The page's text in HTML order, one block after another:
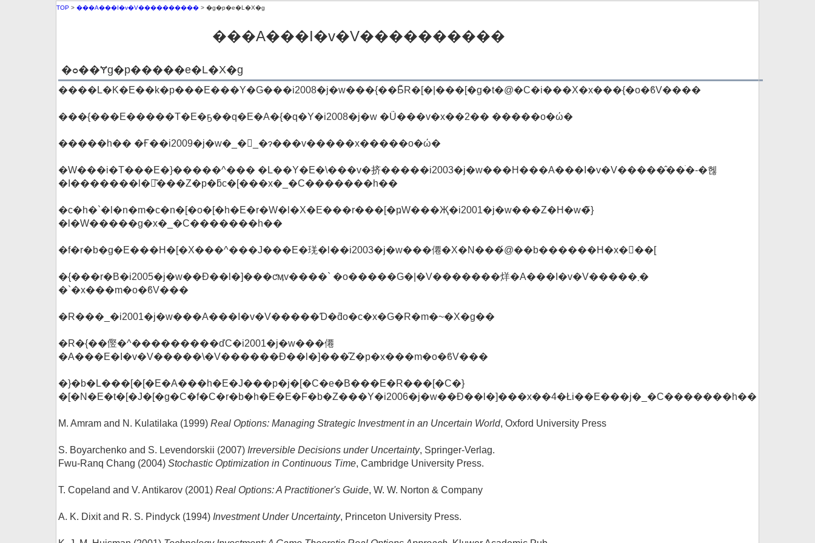
TOP > ���A���I�v�V���������� > �g�p�e�L�X�g
���A���I�v�V����������
�ߋ��Ɏg�p�����e�L�X�g
����L�K�E��k�p���E���Y�G���i2008�j�w���{��Ƃ̃R�[�|���[�g�t�@�C�i���X�x���{�o�ϐV����
���{���E�����T�E�ҕ��q�E�A�{�q�Y�i2008�j�w �Ǘ���v�x��2�� �����o�ώ�
�����h�� �Ғ��i2009�j�w�_�񗝘_�ɂ���v�����x�����o�ώ�
�W���i�T���E�}�����^��� �L��Y�E�\���v�挤�����i2003�j�w���H���A���I�v�V�����̂��ׂ�-�헪
�I�������l�𕪐͂���Z�p�ƃc�[���x�_�C�������h��
�c�h�`�l�n�m�c�n�[�o�[�h�E�r�W�l�X�E���r���[�ҏW���Җ�i2001�j�w���Z�H�w�̃}
�l�W�����g�x�_�C�������h��
�f�r�b�g�E���H�[�X���^���J���E�琷�l��i2003�j�w���僊�X�N���́@��b������H�x�򑐏��[
�{���r�B�i2005�j�w��Ɖ��l�]���ƈӎv����` �o�����G�|�V�������烊�A���I�v�V�����܂�
�`�x���m�o�ϐV���
�R���_�i2001�j�w���A���I�v�V�����Ɗ�ƌo�c�x�G�R�m�~�X�g��
�R�{��㒘�^���������ďC�i2001�j�w���僊
�A���E�I�v�V�����\�V������Ɖ��l�]���̋Z�p�x���m�o�ϐV���
�}�b�L���[�[�E�A���h�E�J���p�j�[�C�e�B���E�R���[�C�}
�[�N�E�t�[�J�[�g�C�f�C�r�b�h�E�E�F�b�Z���Y�i2006�j�w��Ɖ��l�]���x��4�Łi��E���j�_�C�������h��
M. Amram and N. Kulatilaka (1999) Real Options: Managing Strategic Investment in an Uncertain World, Oxford University Press
S. Boyarchenko and S. Levendorskii (2007) Irreversible Decisions under Uncertainty, Springer-Verlag.
Fwu-Ranq Chang (2004) Stochastic Optimization in Continuous Time, Cambridge University Press.
T. Copeland and V. Antikarov (2001) Real Options: A Practitioner's Guide, W. W. Norton & Company
A. K. Dixit and R. S. Pindyck (1994) Investment Under Uncertainty, Princeton University Press.